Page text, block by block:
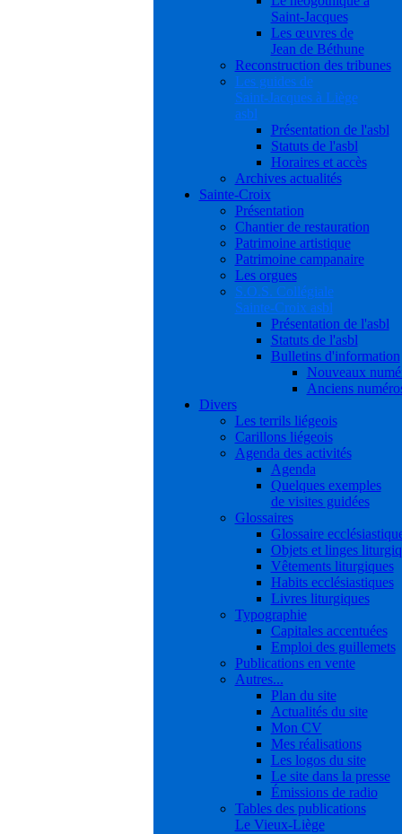
Saint-Jacques
Les œuvres de
Jean de Béthune
Reconstruction des tribunes
Les guides de
Saint-Jacques à Liège
asbl
Présentation de l'asbl
Statuts de l'asbl
Horaires et accès
Archives actualités
Sainte-Croix
Présentation
Chantier de restauration
Patrimoine artistique
Patrimoine campanaire
Les orgues
S.O.S. Collégiale
Sainte-Croix asbl
Présentation de l'asbl
Statuts de l'asbl
Bulletins d'information
Nouveaux
Anciens
Divers
Les terrils liégeois
Carillons liégeois
Agenda des activités
Agenda
Quelques exemples
de visites guidées
Glossaires
Glossaire
Objets et linges
Vêtements liturgiques
Habits ecclésiastiques
Livres liturgiques
Typographie
Capitales accentuées
Emploi des guillemets
Publications en vente
Autres...
Plan du site
Actualités du site
Mon CV
Mes réalisations
Les logos du site
Le site dans la presse
Émissions de radio
Tables des publications
Le Vieux-Liège